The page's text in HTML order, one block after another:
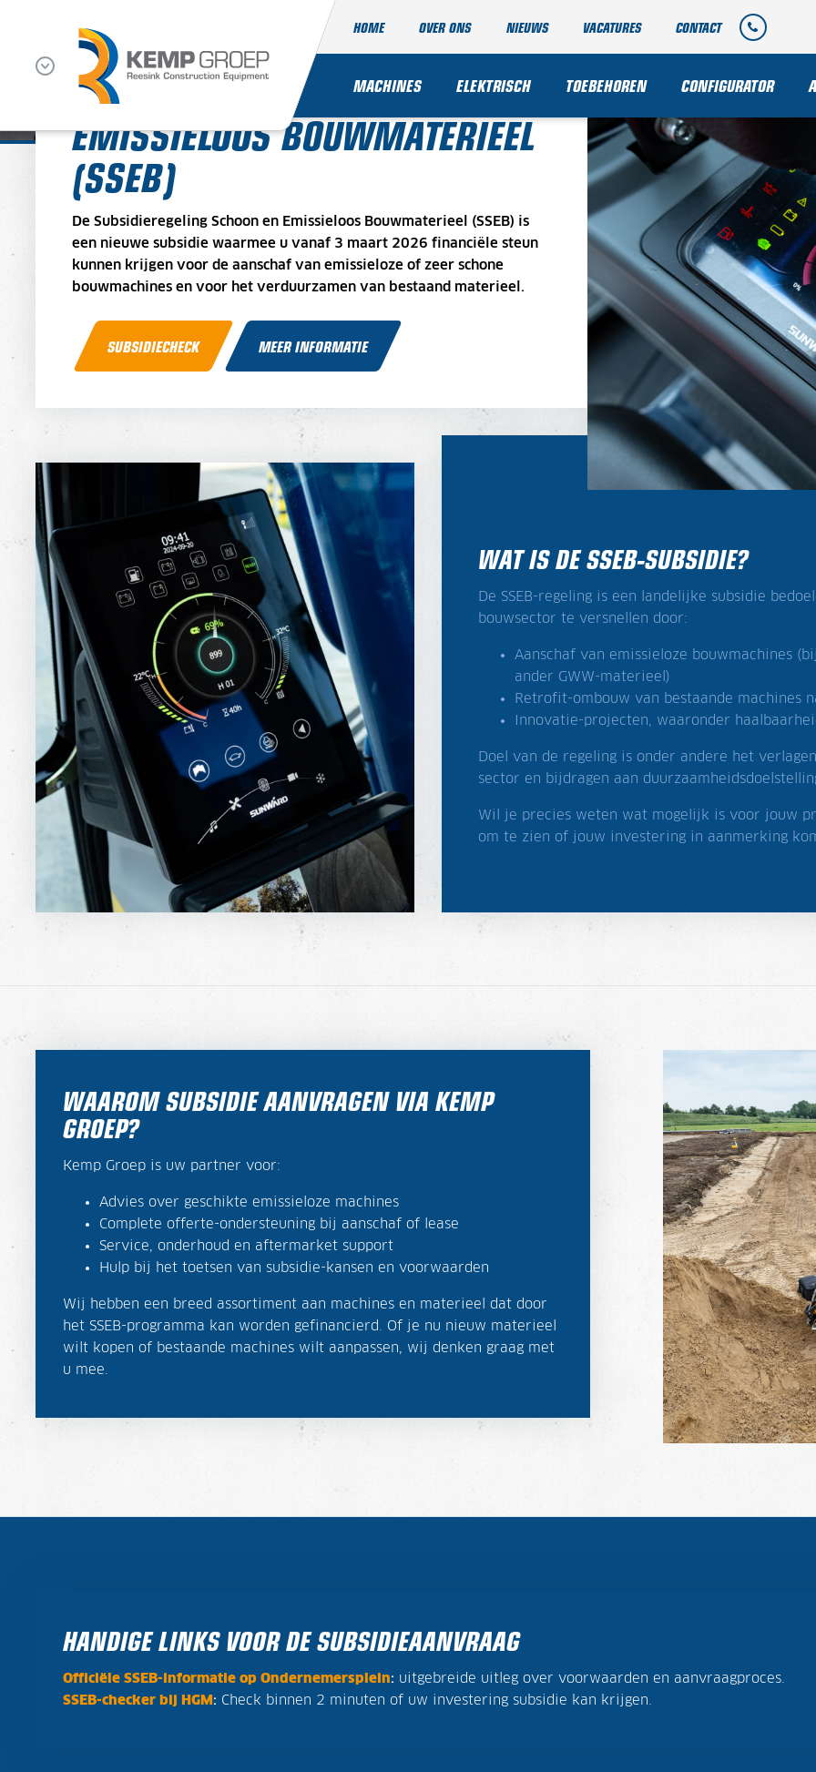
HOME OVER ONS NIEUWS VACATURES CONTACT
MACHINES ELEKTRISCH TOEBEHOREN CONFIGURATOR
SUBSIDIE AANVRAGEN VOOR
EMISSIELOOS BOUWMATERIEEL
(SSEB)
De Subsidieregeling Schoon en Emissieloos Bouwmaterieel (SSEB) is
een nieuwe subsidie waarmee u vanaf 3 maart 2026 financiële steun
kunnen krijgen voor de aanschaf van emissieloze of zeer schone
bouwmachines en voor het verduurzamen van bestaand materieel.
SUBSIDIECHECK MEER INFORMATIE
WAT IS DE SSEB-SUBSIDIE?
De SSEB-regeling is een landelijke subsidie
bouwsector te versnellen door:
Aanschaf van emissieloze bouwmachines
ander GWW-materieel)
Retrofit-ombouw van bestaande machines
Innovatie-projecten, waaronder
Doel van de regeling is onder andere het
sector en bijdragen aan
Wil je precies weten wat mogelijk is voor jouw
om te zien of jouw investering in aanmerking
WAAROM SUBSIDIE AANVRAGEN VIA KEMP
GROEP?
Kemp Groep is uw partner voor:
Advies over geschikte emissieloze machines
Complete offerte-ondersteuning bij aanschaf of lease
Service, onderhoud en aftermarket support
Hulp bij het toetsen van subsidie-kansen en voorwaarden
Wij hebben een breed assortiment aan machines en materieel dat door
het SSEB-programma kan worden gefinancierd. Of je nu nieuw materieel
wilt kopen of bestaande machines wilt aanpassen, wij denken graag met
u mee.
HANDIGE LINKS VOOR DE SUBSIDIEAANVRAAG
Officiële SSEB-informatie op Ondernemersplein: uitgebreide uitleg over voorwaarden en aanvraagproces.
SSEB-checker bij HGM : Check binnen 2 minuten of uw investering subsidie kan krijgen.